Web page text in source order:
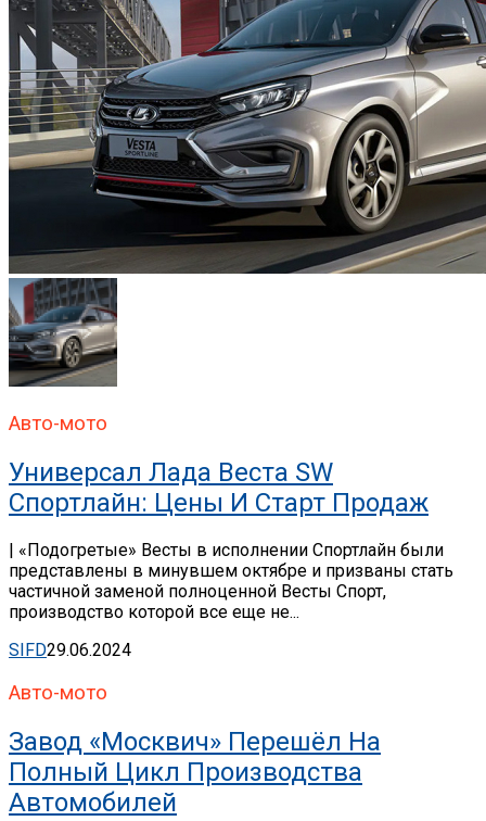
Авто-мото
Универсал Лада Веста SW
Спортлайн: Цены И Старт Продаж
| «Подогретые» Весты в исполнении Спортлайн были
представлены в минувшем октябре и призваны стать
частичной заменой полноценной Весты Спорт,
производство которой все еще не...
SIFD29.06.2024
Авто-мото
Завод «Москвич» Перешёл На
Полный Цикл Производства
Автомобилей